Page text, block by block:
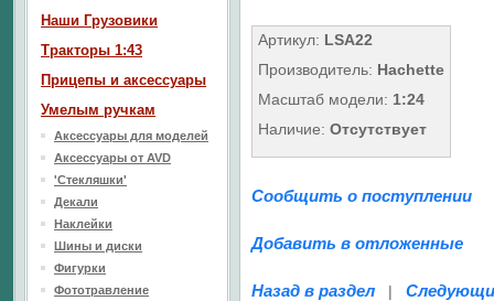
Артикул: LSA22
Производитель: Hachette
Масштаб модели: 1:24
Наличие: Отсутствует
Сообщить о поступлении
Добавить в отложенные
Назад в раздел |
Наши Грузовики
Тракторы 1:43
Прицепы и аксессуары
Умелым ручкам
Аксессуары для моделей
Аксессуары от AVD
'Стекляшки'
Декали
Наклейки
Шины и диски
Фигурки
Фототравление